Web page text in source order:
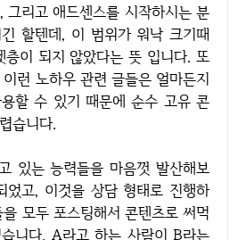
그리고 애드센스를 시작하시는 분
할텐데, 이 범위가 워낙 크기때
이 되지 않았다는 뜻 입니다. 또
런 노하우 관련 글들은 얼마든지
할 수 있기 때문에 순수 고유 콘
습니다.
었고, 이것을 상담 형태로 진행하
모두 포스팅해서 콘텐츠로 써먹
니다. A라고 하는 사람이 B라는